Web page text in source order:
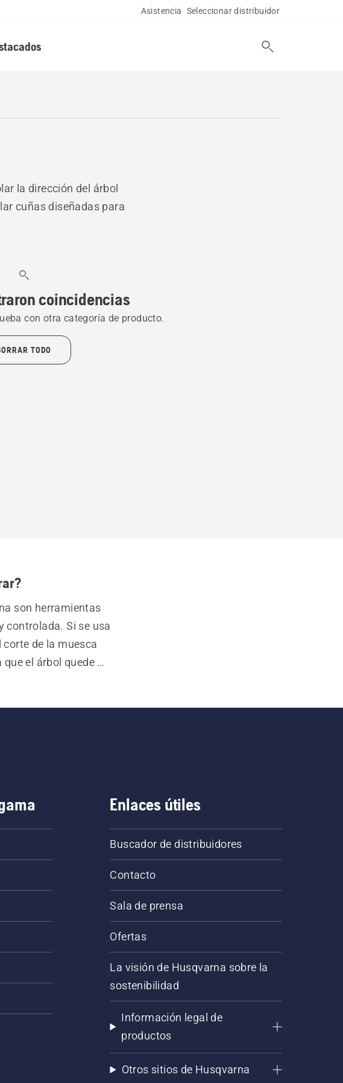
Asistencia Seleccionar distribuidor
la dirección del árbol
cuñas diseñadas para
coincidencias
con otra categoría de producto.
TODO
son herramientas
controlada. Si se usa
de la muesca
el árbol quede
Enlaces útiles
Buscador de distribuidores
Contacto
Sala de prensa
Ofertas
La visión de Husqvarna sobre la
sostenibilidad
Información legal de
productos
Otros sitios de Husqvarna